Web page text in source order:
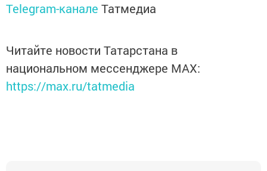
Telegram-канале Татмедиа
Читайте новости Татарстана в
национальном мессенджере MАХ:
https://max.ru/tatmedia